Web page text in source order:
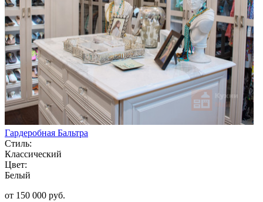
Гардеробная Бальтра
Стиль:
Классический
Цвет:
Белый
от 150 000 руб.